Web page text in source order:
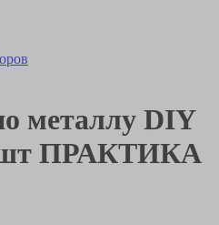
металлу DIY
ПРАКТИКА